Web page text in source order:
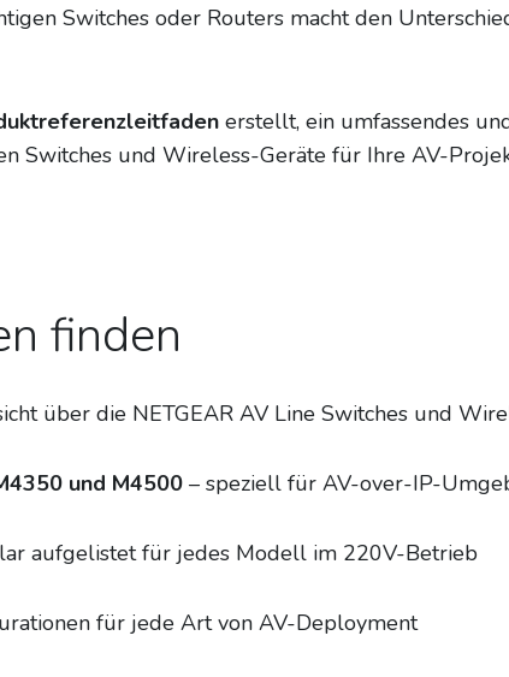
Switches oder Routers macht den
erstellt, ein umfassendes
Switches und Wireless-Geräte für Ihre AV-
finden
über die NETGEAR AV Line Switches und
und M4500 – speziell für AV-over-IP-
aufgelistet für jedes Modell im 220V-Betrieb
für jede Art von AV-Deployment